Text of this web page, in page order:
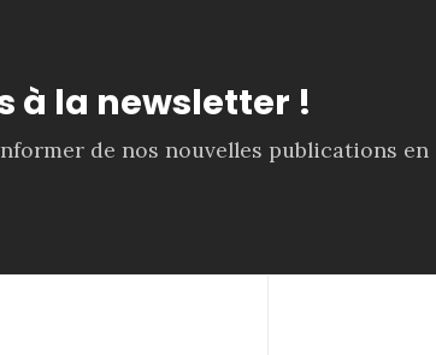
à la newsletter !
de nos nouvelles publications en